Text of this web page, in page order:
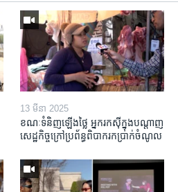
13 មីនា 2025
ខណៈទំនិញឡើងថ្លៃ អ្នករកស៊ីក្នុង​បណ្តាញ​
សេដ្ឋកិច្ចក្រៅ​ប្រព័ន្ធពិបាក​រក​ប្រាក់​ចំណូល